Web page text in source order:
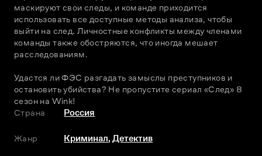
маскируют свои следы, и команде приходится
использовать все доступные методы анализа, чтобы
выйти на след. Личностные конфликты между членами
команды также обостряются, что иногда мешает
расследованиям.
Удастся ли ФЭС разгадать замыслы преступников и
остановить убийства? Не пропустите сериал «След» 8
сезон на Wink!
Страна
Россия
Жанр Криминал,Детектив